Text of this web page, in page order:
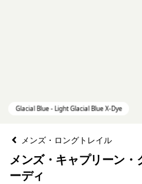
メンズ・ロングトレイル
メンズ・キャプリーン
ーディ